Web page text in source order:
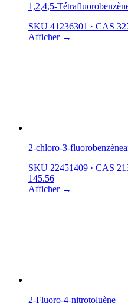
1,2,4,5-
SKU 41236301 · CAS
Afficher →
2-chloro-3-
SKU 22451409 · CAS
145.56
Afficher →
2-Fluoro-4-nitrotoluène